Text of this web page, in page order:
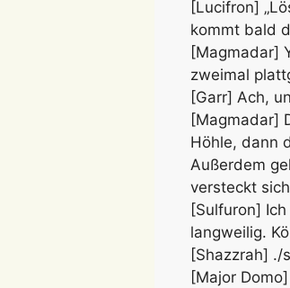
[Lucifron]
kommt bald
[Magmadar]
zweimal
[Garr] Ach,
[Magmadar]
Höhle, dann
Außerdem
versteckt
[Sulfuron]
langweilig.
[Shazzrah] ./
[Major